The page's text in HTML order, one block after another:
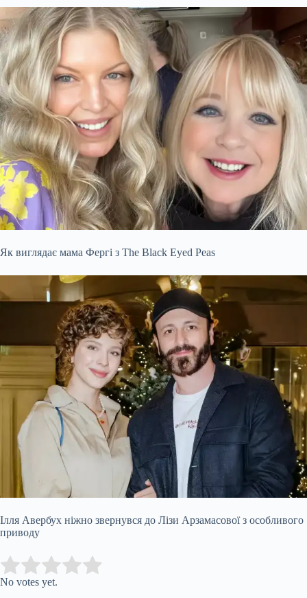
Як виглядає мама Фергі з The Black Eyed Peas
Ілля Авербух ніжно звернувся до Лізи Арзамасової з особливого
приводу
Rate this item:
No votes yet.